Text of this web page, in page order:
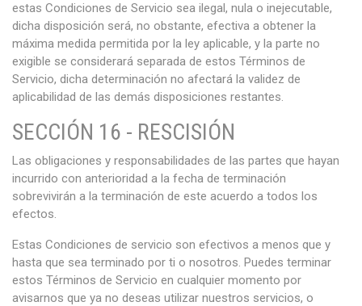
estas Condiciones de Servicio sea ilegal, nula o inejecutable,
dicha disposición será, no obstante, efectiva a obtener la
máxima medida permitida por la ley aplicable, y la parte no
exigible se considerará separada de estos Términos de
Servicio, dicha determinación no afectará la validez de
aplicabilidad de las demás disposiciones restantes.
SECCIÓN 16 - RESCISIÓN
Las obligaciones y responsabilidades de las partes que hayan
incurrido con anterioridad a la fecha de terminación
sobrevivirán a la terminación de este acuerdo a todos los
efectos.
Estas Condiciones de servicio son efectivos a menos que y
hasta que sea terminado por ti o nosotros. Puedes terminar
estos Términos de Servicio en cualquier momento por
avisarnos que ya no deseas utilizar nuestros servicios, o